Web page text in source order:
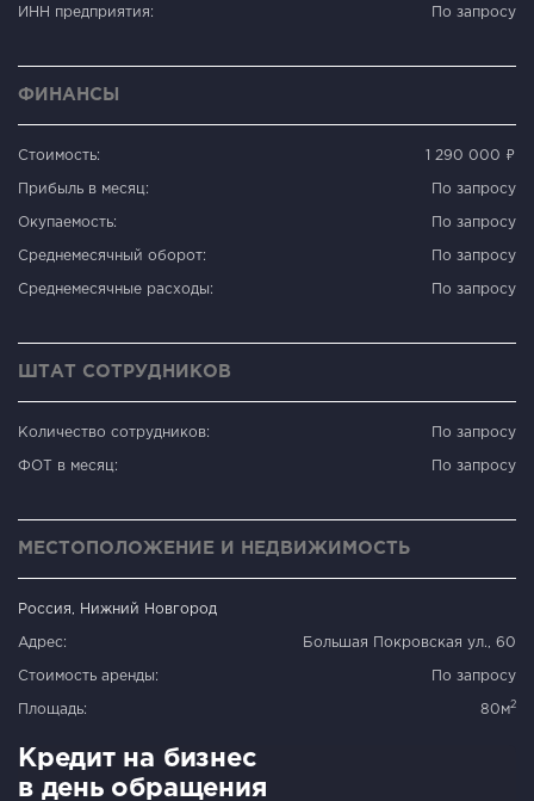
ИНН предприятия: По запросу
ФИНАНСЫ
Стоимость: 1 290 000 ₽
Прибыль в месяц: По запросу
Окупаемость: По запросу
Среднемесячный оборот: По запросу
Среднемесячные расходы: По запросу
ШТАТ СОТРУДНИКОВ
Количество сотрудников: По запросу
ФОТ в месяц: По запросу
МЕСТОПОЛОЖЕНИЕ И НЕДВИЖИМОСТЬ
Россия, Нижний Новгород
Адрес: Большая Покровская ул., 60
Стоимость аренды: По запросу
Площадь: 80м2
Кредит на бизнес
в день обращения